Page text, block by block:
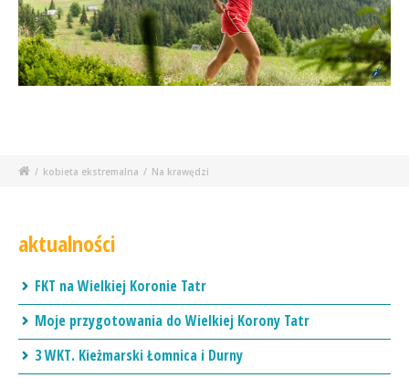
/ kobieta ekstremalna / Na krawędzi
aktualności
FKT na Wielkiej Koronie Tatr
Moje przygotowania do Wielkiej Korony Tatr
3 WKT. Kieżmarski Łomnica i Durny